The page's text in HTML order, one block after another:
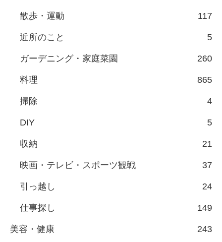
散歩・運動 117
近所のこと 5
ガーデニング・家庭菜園 260
料理 865
掃除 4
DIY 5
収納 21
映画・テレビ・スポーツ観戦 37
引っ越し 24
仕事探し 149
美容・健康 243